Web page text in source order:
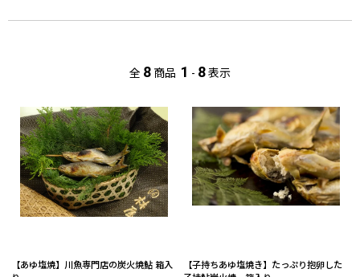
全 8 商品 1 - 8表示
【あゆ塩焼】川魚専門店の炭火焼鮎 箱入
【子持ちあゆ塩焼き】たっぷり抱卵した